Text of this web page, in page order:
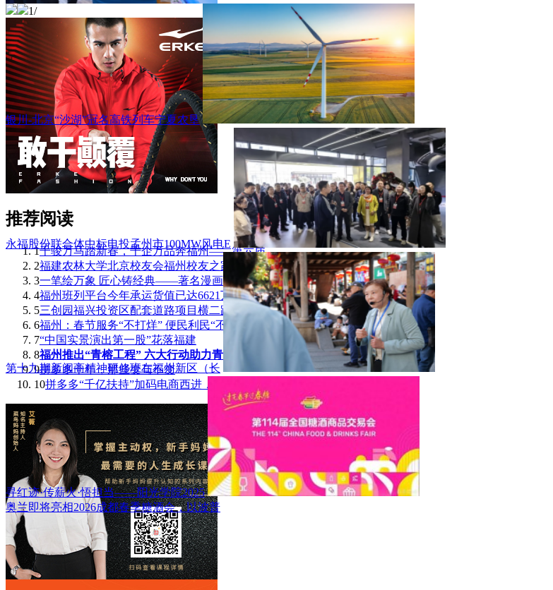
银川-北京“沙湖”冠名高铁列车宁夏农垦
永福股份联合体中标电投孟州市100MW风电E
第十九期新闽商精神研修班在福州新区（长
寻红迹·传薪火·悟担当——阳光学院2025
奥兰即将亮相2026成都春季糖酒会，以波普
1/
推荐阅读
1千骏万马踏新春，千企万品奔福州——第六届
2福建农林大学北京校友会福州校友之家成立
3一笔绘万象 匠心铸经典——著名漫画家刘奎
4福州班列平台今年承运货值已达6621万元！
5三创园福兴投资区配套道路项目横二路正式通
6福州：春节服务“不打烊” 便民利民“不断
7“中国实景演出第一股”花落福建
8福州推出“青榕工程” 六大行动助力青年人
9拼多多十年，那些变与不变
10拼多多“千亿扶持”加码电商西进，茶吧机里